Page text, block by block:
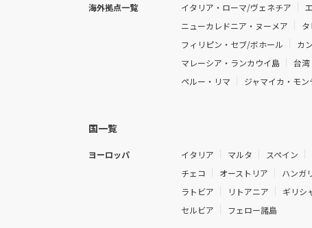
海外拠点一覧 イタリア・ローマ/ヴェネチア
ニューカレドニア・ヌーメア
フィリピン・セブ/ボホール
カ
マレーシア・ランカウイ島
台
ペルー・リマ
ジャマイカ・モン
国一覧
ヨーロッパ イタリア マルタ スペイン
チェコ
オーストリア ハンガ
ラトビア
リトアニア ギリシ
セルビア
フェロー諸島